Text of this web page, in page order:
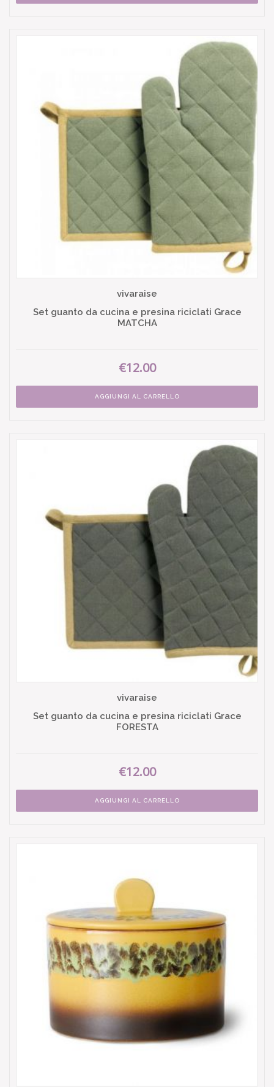
vivaraise
Set guanto da cucina e presina riciclati Grace
MATCHA
€12.00
AGGIUNGI AL CARRELLO
vivaraise
Set guanto da cucina e presina riciclati Grace
FORESTA
€12.00
AGGIUNGI AL CARRELLO